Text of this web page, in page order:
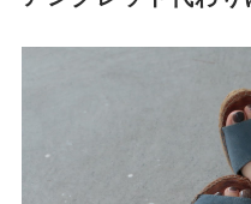
トティッシュほどの
着け慣れないという
また時計と重ね着け
時計の文字盤を傷つ